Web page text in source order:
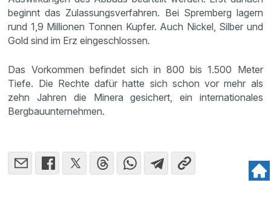
beginnt das Zulassungsverfahren. Bei Spremberg lagern
rund 1,9 Millionen Tonnen Kupfer. Auch Nickel, Silber und
Gold sind im Erz eingeschlossen.
Das Vorkommen befindet sich in 800 bis 1.500 Meter
Tiefe. Die Rechte dafür hatte sich schon vor mehr als
zehn Jahren die Minera gesichert, ein internationales
Bergbauunternehmen.